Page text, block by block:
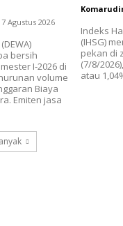
7 Agustus 2026
bersih
I-2026 di
volume
Biaya
Emiten jasa
Indeks
(IHSG)
pekan di
(7/8/
atau